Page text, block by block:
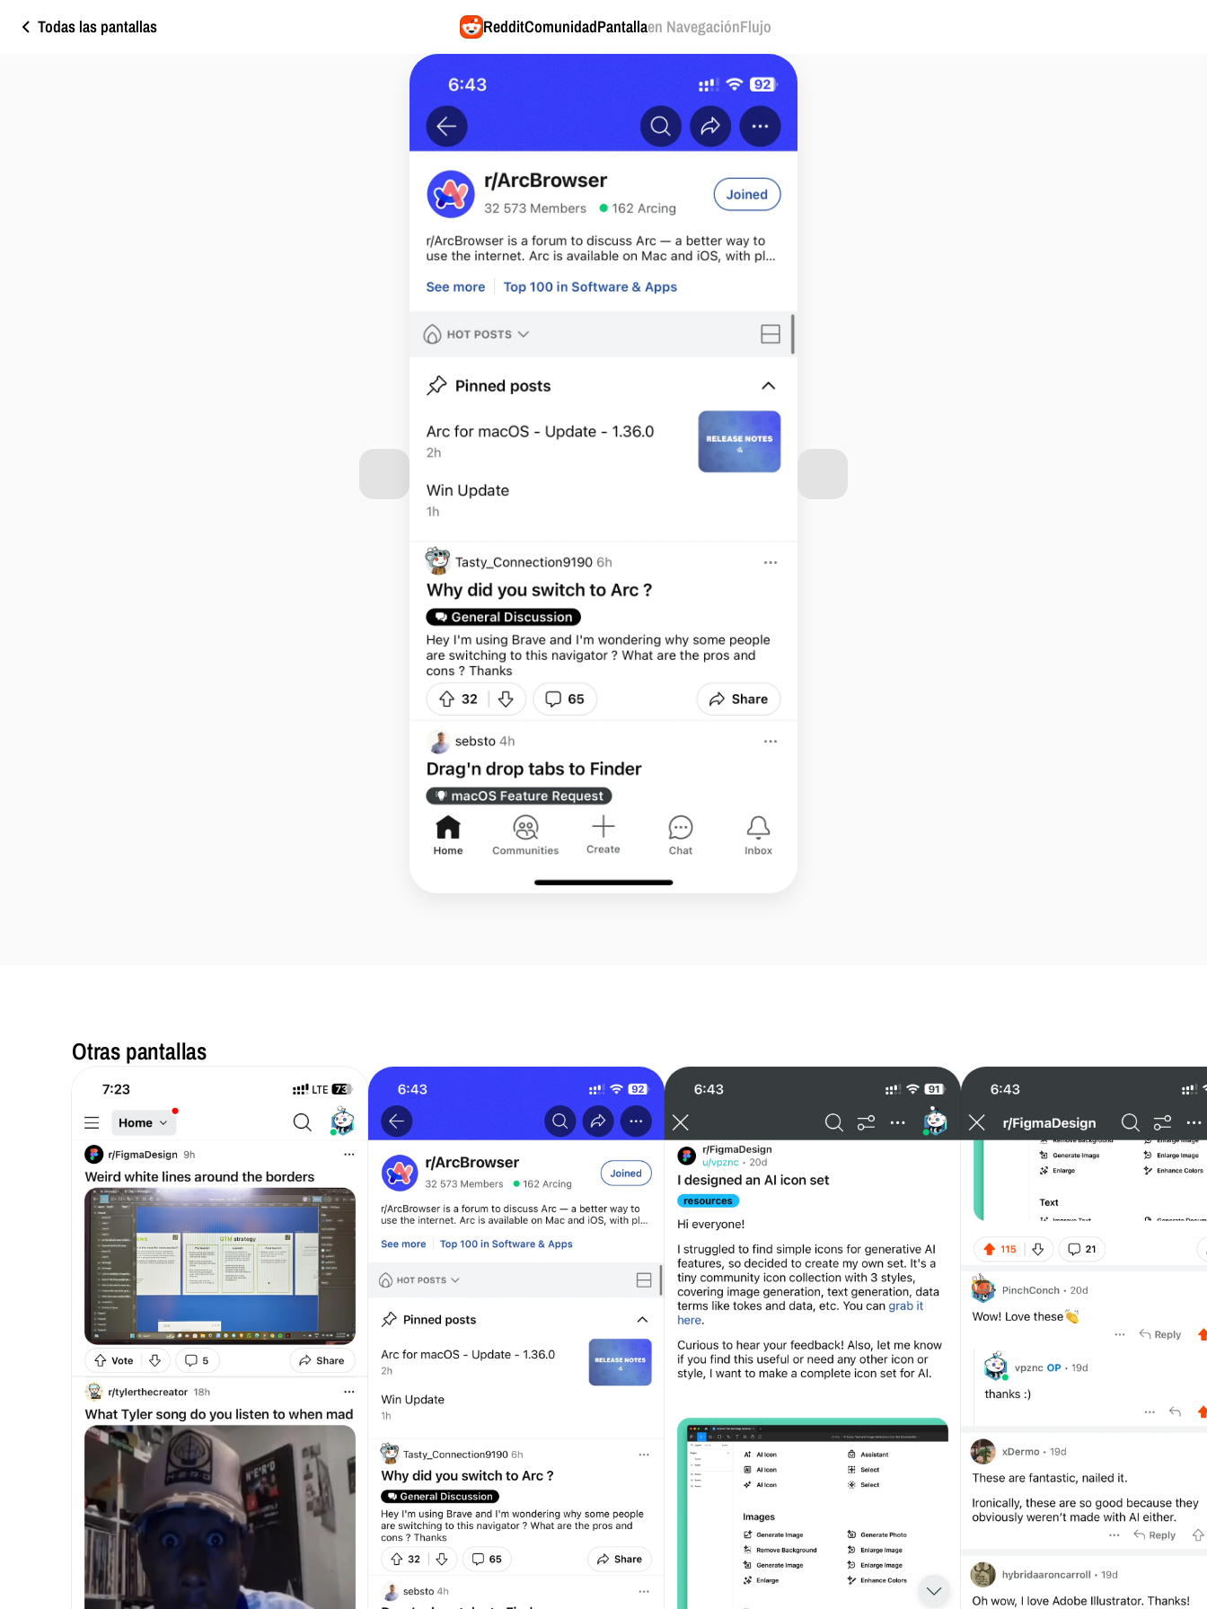
Todas las pantallas RedditComunidadPantallaen NavegaciónFlujo
Otras pantallas